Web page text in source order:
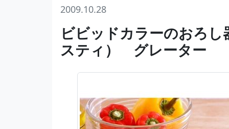
2009.10.28
ビビッドカラーのおろ
スティ） グレーター